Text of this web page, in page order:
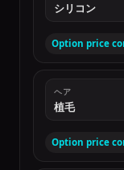
シリコン
Option price
ヘア
植毛
Option price